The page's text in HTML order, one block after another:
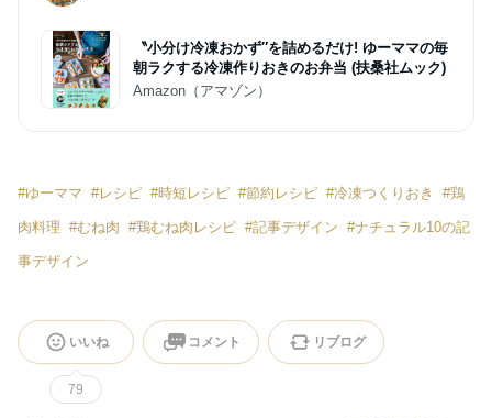
〝小分け冷凍おかず″を詰めるだけ! ゆーママの毎
朝ラクする冷凍作りおきのお弁当 (扶桑社ムック)
Amazon（アマゾン）
#ゆーママ #レシピ #時短レシピ #節約レシピ #冷凍つくりおき #鶏
肉料理 #むね肉 #鶏むね肉レシピ #記事デザイン #ナチュラル10の記
事デザイン
いいね
79
コメント リブログ